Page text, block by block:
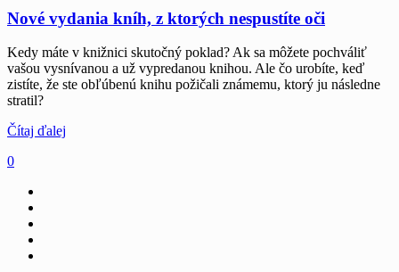
Nové vydania kníh, z ktorých nespustíte oči
Kedy máte v knižnici skutočný poklad? Ak sa môžete pochváliť
vašou vysnívanou a už vypredanou knihou. Ale čo urobíte, keď
zistíte, že ste obľúbenú knihu požičali známemu, ktorý ju následne
stratil?
Čítaj ďalej
0